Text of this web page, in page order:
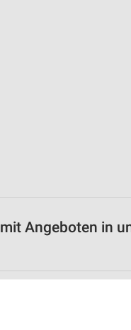
Angeboten in